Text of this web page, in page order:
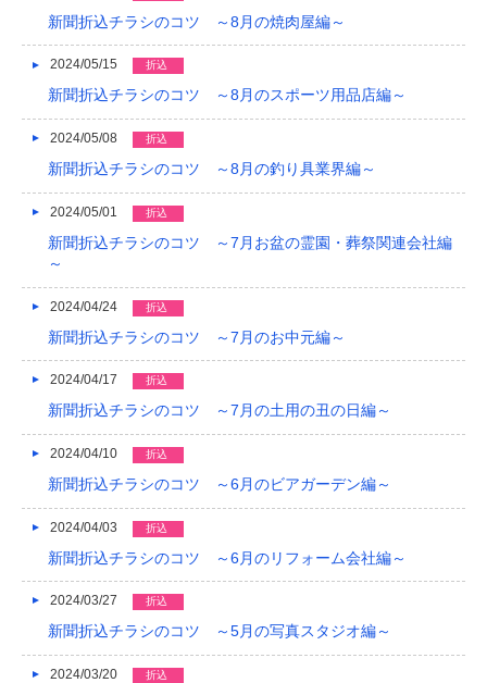
新聞折込チラシのコツ ～8月の焼肉屋編～
2024/05/15 折込
新聞折込チラシのコツ ～8月のスポーツ用品店編～
2024/05/08 折込
新聞折込チラシのコツ ～8月の釣り具業界編～
2024/05/01 折込
新聞折込チラシのコツ ～7月お盆の霊園・葬祭関連会社編
～
2024/04/24 折込
新聞折込チラシのコツ ～7月のお中元編～
2024/04/17 折込
新聞折込チラシのコツ ～7月の土用の丑の日編～
2024/04/10 折込
新聞折込チラシのコツ ～6月のビアガーデン編～
2024/04/03 折込
新聞折込チラシのコツ ～6月のリフォーム会社編～
2024/03/27 折込
新聞折込チラシのコツ ～5月の写真スタジオ編～
2024/03/20 折込